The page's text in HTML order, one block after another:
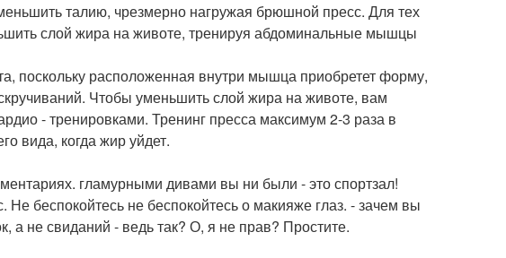
талию, чрезмерно нагружая брюшной пресс. Для тех
слой жира на животе, тренируя абдоминальные мышцы
поскольку расположенная внутри мышца приобретет форму,
Чтобы уменьшить слой жира на животе, вам
- тренировками. Тренинг пресса максимум 2-3 раза в
вида, когда жир уйдет.
гламурными дивами вы ни были - это спортзал!
беспокойтесь не беспокойтесь о макияже глаз. - зачем вы
а не свиданий - ведь так? О, я не прав? Простите.